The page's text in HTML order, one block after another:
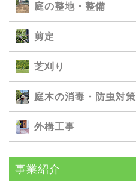
庭の整地・整備
剪定
芝刈り
庭⽊の消毒・防⾍対策
外構⼯事
事業紹介